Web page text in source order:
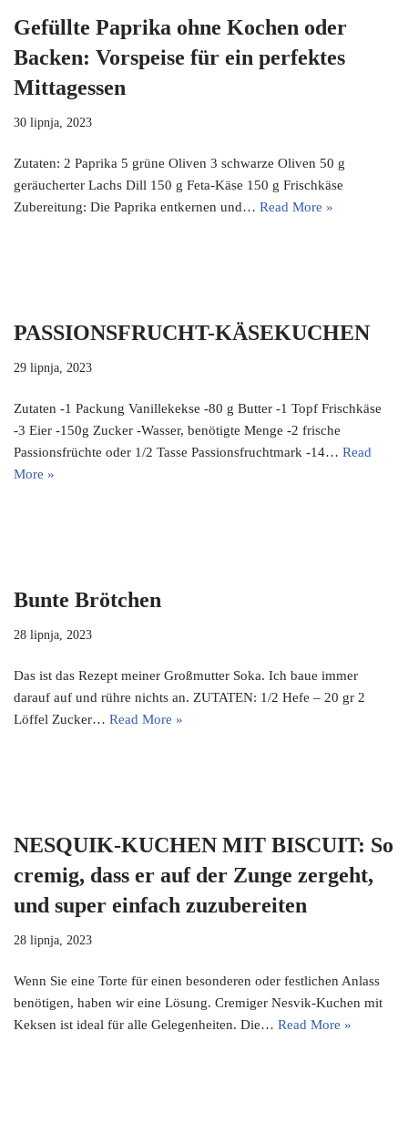
Gefüllte Paprika ohne Kochen oder
Backen: Vorspeise für ein perfektes
Mittagessen
30 lipnja, 2023
Zutaten: 2 Paprika 5 grüne Oliven 3 schwarze Oliven 50 g
geräucherter Lachs Dill 150 g Feta-Käse 150 g Frischkäse
Zubereitung: Die Paprika entkernen und… Read More »
PASSIONSFRUCHT-KÄSEKUCHEN
29 lipnja, 2023
Zutaten -1 Packung Vanillekekse -80 g Butter -1 Topf Frischkäse
-3 Eier -150g Zucker -Wasser, benötigte Menge -2 frische
Passionsfrüchte oder 1/2 Tasse Passionsfruchtmark -14… Read
More »
Bunte Brötchen
28 lipnja, 2023
Das ist das Rezept meiner Großmutter Soka. Ich baue immer
darauf auf und rühre nichts an. ZUTATEN: 1/2 Hefe – 20 gr 2
Löffel Zucker… Read More »
NESQUIK-KUCHEN MIT BISCUIT: So
cremig, dass er auf der Zunge zergeht,
und super einfach zuzubereiten
28 lipnja, 2023
Wenn Sie eine Torte für einen besonderen oder festlichen Anlass
benötigen, haben wir eine Lösung. Cremiger Nesvik-Kuchen mit
Keksen ist ideal für alle Gelegenheiten. Die… Read More »